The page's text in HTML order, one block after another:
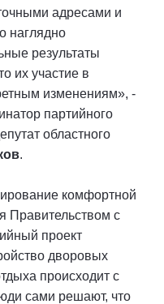
адресами и
наглядно
результаты
их участие в
изменениям», -
партийного
областного
.
комфортной
Правительством с
проект
дворовых
происходит c
сами решают, что